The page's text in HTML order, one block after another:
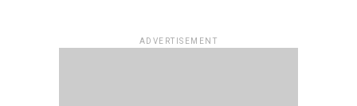
ADVERTISEMENT